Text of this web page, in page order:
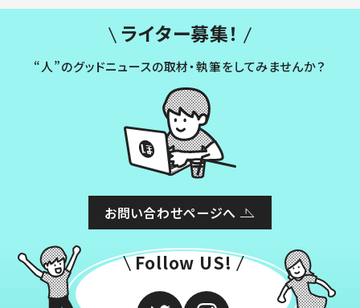
ライター募集！
“人”のグッドニュースの取材・執筆をしてみませんか？
お問い合わせページへ
Follow US!